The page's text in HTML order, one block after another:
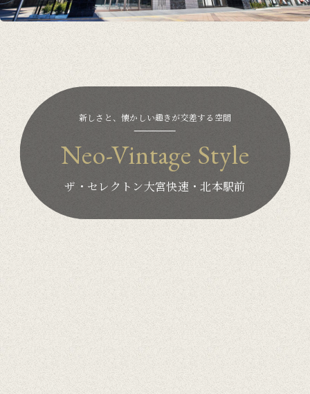
新しさと、懐かしい趣きが交差する空間
Neo-Vintage Style
ザ・セレクトン大宮快速・北本駅前